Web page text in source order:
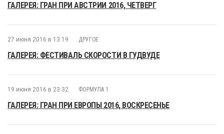
ГАЛЕРЕЯ: ГРАН ПРИ АВСТРИИ 2016, ЧЕТВЕРГ
27 июня 2016 в 13:19 ДРУГОЕ
ГАЛЕРЕЯ: ФЕСТИВАЛЬ СКОРОСТИ В ГУДВУДЕ
19 июня 2016 в 23:32 ФОРМУЛА 1
ГАЛЕРЕЯ: ГРАН ПРИ ЕВРОПЫ 2016, ВОСКРЕСЕНЬЕ